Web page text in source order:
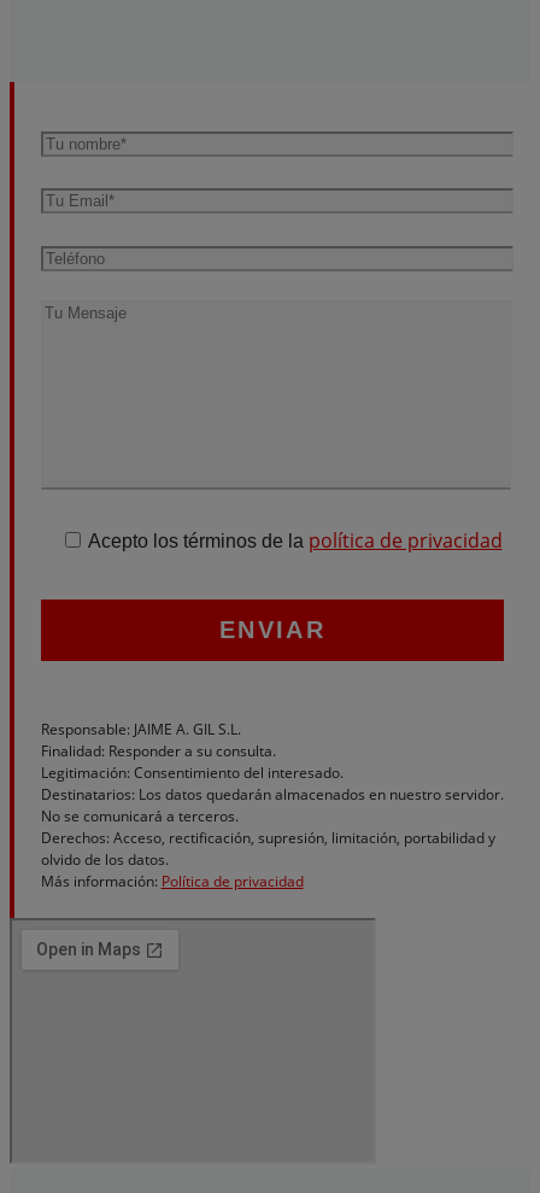
Acepto los términos de la política de privacidad
Responsable: JAIME A. GIL S.L.
Finalidad: Responder a su consulta.
Legitimación: Consentimiento del interesado.
Destinatarios: Los datos quedarán almacenados en nuestro servidor.
No se comunicará a terceros.
Derechos: Acceso, rectificación, supresión, limitación, portabilidad y
olvido de los datos.
Más información: Política de privacidad